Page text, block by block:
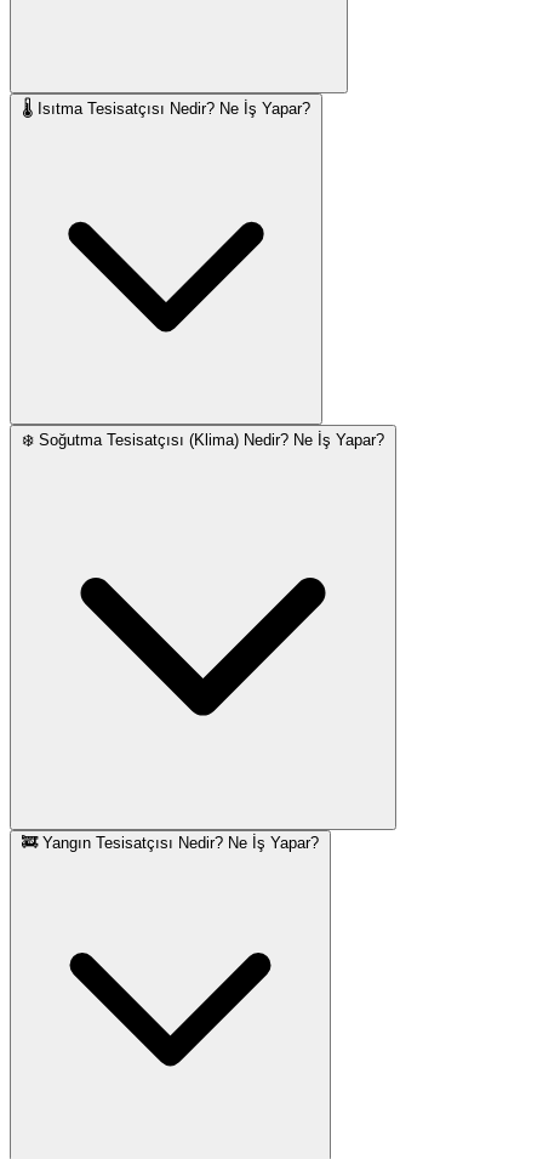
🌡️ Isıtma Tesisatçısı Nedir? Ne İş Yapar?
❄️ Soğutma Tesisatçısı (Klima) Nedir? Ne İş Yapar?
🚒 Yangın Tesisatçısı Nedir? Ne İş Yapar?